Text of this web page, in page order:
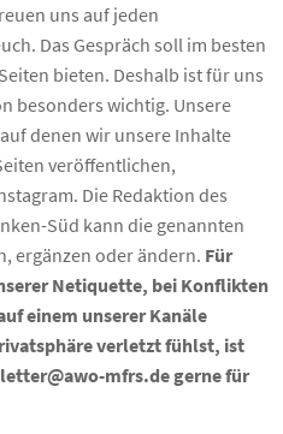
uns auf jeden
Das Gespräch soll im besten
bieten. Deshalb ist für uns
besonders wichtig. Unsere
denen wir unsere Inhalte
veröffentlichen,
Die Redaktion des
Süd kann die genannten
ergänzen oder ändern. Für
Netiquette, bei Konflikten
einem unserer Kanäle
verletzt fühlst, ist
mfrs.de gerne für